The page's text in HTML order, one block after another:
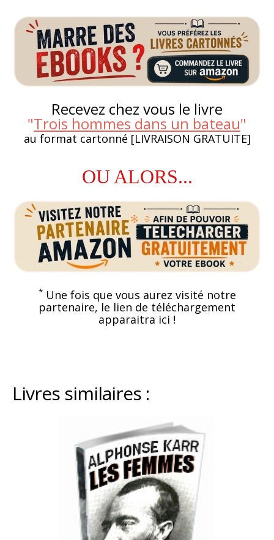
Recevez chez vous le livre
"Trois hommes dans un bateau"
au format cartonné [LIVRAISON GRATUITE]
OU ALORS...
*Une fois que vous aurez visité notre
partenaire, le lien de téléchargement
apparaitra ici !
Livres similaires :